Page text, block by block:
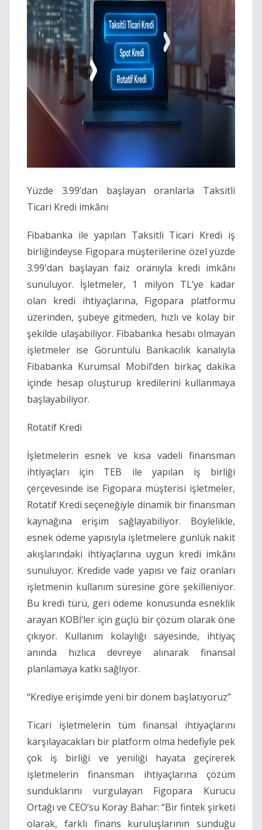
Yüzde 3.99’dan başlayan oranlarla Taksitli
Ticari Kredi imkânı
Fibabanka ile yapılan Taksitli Ticari Kredi iş
birliğindeyse Figopara müşterilerine özel yüzde
3.99'dan başlayan faiz oranıyla kredi imkânı
sunuluyor. İşletmeler, 1 milyon TL’ye kadar
olan kredi ihtiyaçlarına, Figopara platformu
üzerinden, şubeye gitmeden, hızlı ve kolay bir
şekilde ulaşabiliyor. Fibabanka hesabı olmayan
işletmeler ise Görüntülü Bankacılık kanalıyla
Fibabanka Kurumsal Mobil’den birkaç dakika
içinde hesap oluşturup kredilerini kullanmaya
başlayabiliyor.
Rotatif Kredi
İşletmelerin esnek ve kısa vadeli finansman
ihtiyaçları için TEB ile yapılan iş birliği
çerçevesinde ise Figopara müşterisi işletmeler,
Rotatif Kredi seçeneğiyle dinamik bir finansman
kaynağına erişim sağlayabiliyor. Böylelikle,
esnek ödeme yapısıyla işletmelere günlük nakit
akışlarındaki ihtiyaçlarına uygun kredi imkânı
sunuluyor. Kredide vade yapısı ve faiz oranları
işletmenin kullanım süresine göre şekilleniyor.
Bu kredi türü, geri ödeme konusunda esneklik
arayan KOBİ’ler için güçlü bir çözüm olarak öne
çıkıyor. Kullanım kolaylığı sayesinde, ihtiyaç
anında hızlıca devreye alınarak finansal
planlamaya katkı sağlıyor.
“Krediye erişimde yeni bir dönem başlatıyoruz”
Ticari işletmelerin tüm finansal ihtiyaçlarını
karşılayacakları bir platform olma hedefiyle pek
çok iş birliği ve yeniliği hayata geçirerek
işletmelerin finansman ihtiyaçlarına çözüm
sunduklarını vurgulayan Figopara Kurucu
Ortağı ve CEO’su Koray Bahar: “Bir fintek şirketi
olarak, farklı finans kuruluşlarının sunduğu